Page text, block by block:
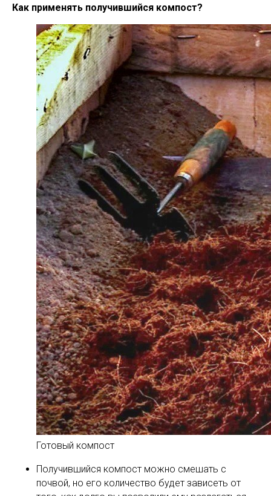
Как применять получившийся компост?
Готовый компост
Получившийся компост можно смешать с
почвой, но его количество будет зависеть от